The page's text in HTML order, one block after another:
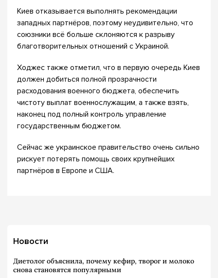
Киев отказывается выполнять рекомендации
западных партнёров, поэтому неудивительно, что
союзники всё больше склоняются к разрыву
благотворительных отношений с Украиной.
Ходжес также отметил, что в первую очередь Киев
должен добиться полной прозрачности
расходования военного бюджета, обеспечить
чистоту выплат военнослужащим, а также взять,
наконец под полный контроль управление
государственным бюджетом.
Сейчас же украинское правительство очень сильно
рискует потерять помощь своих крупнейших
партнёров в Европе и США.
Новости
Диетолог объяснила, почему кефир, творог и молоко
снова становятся популярными